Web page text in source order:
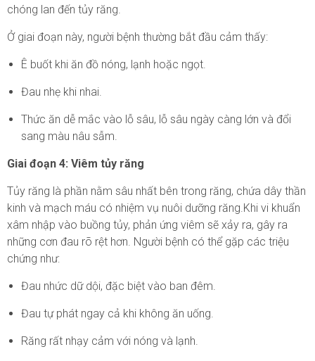
chóng lan đến tủy răng.
Ở giai đoạn này, người bệnh thường bắt đầu cảm thấy:
Ê buốt khi ăn đồ nóng, lạnh hoặc ngọt.
Đau nhẹ khi nhai.
Thức ăn dễ mắc vào lỗ sâu, lỗ sâu ngày càng lớn và đổi
sang màu nâu sẫm.
Giai đoạn 4: Viêm tủy răng
Tủy răng là phần nằm sâu nhất bên trong răng, chứa dây thần
kinh và mạch máu có nhiệm vụ nuôi dưỡng răng.Khi vi khuẩn
xâm nhập vào buồng tủy, phản ứng viêm sẽ xảy ra, gây ra
những cơn đau rõ rệt hơn. Người bệnh có thể gặp các triệu
chứng như:
Đau nhức dữ dội, đặc biệt vào ban đêm.
Đau tự phát ngay cả khi không ăn uống.
Răng rất nhạy cảm với nóng và lạnh.